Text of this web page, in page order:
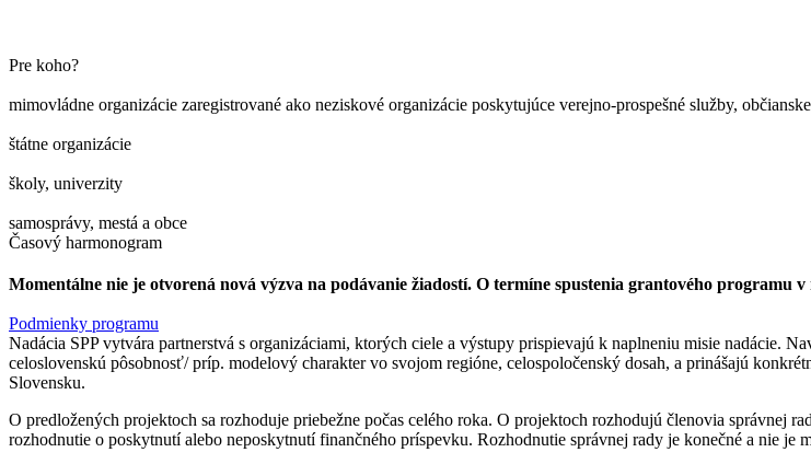
Pre koho?
mimovládne organizácie zaregistrované ako neziskové organizácie poskytujúce verejno-prospešné služby,
štátne organizácie
školy, univerzity
samosprávy, mestá a obce
Časový harmonogram
Momentálne nie je otvorená nová výzva na podávanie žiadostí. O termíne spustenia grantového programu
Podmienky programu
Nadácia SPP vytvára partnerstvá s organizáciami, ktorých ciele a výstupy prispievajú k naplneniu misie nadácie.
celoslovenskú pôsobnosť/ príp. modelový charakter vo svojom regióne, celospoločenský dosah, a prinášajú
Slovensku.
O predložených projektoch sa rozhoduje priebežne počas celého roka. O projektoch rozhodujú členovia správnej
rozhodnutie o poskytnutí alebo neposkytnutí finančného príspevku. Rozhodnutie správnej rady je konečné a nie je